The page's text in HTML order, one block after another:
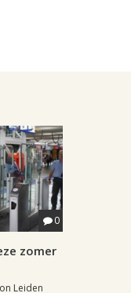
0
zomer
Leiden